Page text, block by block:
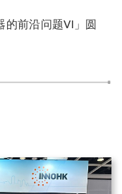
的前沿问题VI」圆